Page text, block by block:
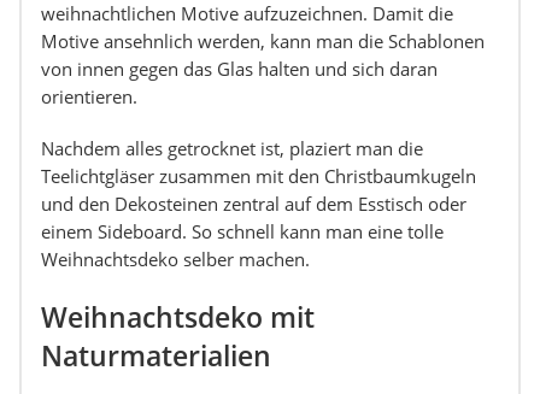
weihnachtlichen Motive aufzuzeichnen. Damit die
Motive ansehnlich werden, kann man die Schablonen
von innen gegen das Glas halten und sich daran
orientieren.
Nachdem alles getrocknet ist, plaziert man die
Teelichtgläser zusammen mit den Christbaumkugeln
und den Dekosteinen zentral auf dem Esstisch oder
einem Sideboard. So schnell kann man eine tolle
Weihnachtsdeko selber machen.
Weihnachtsdeko mit
Naturmaterialien